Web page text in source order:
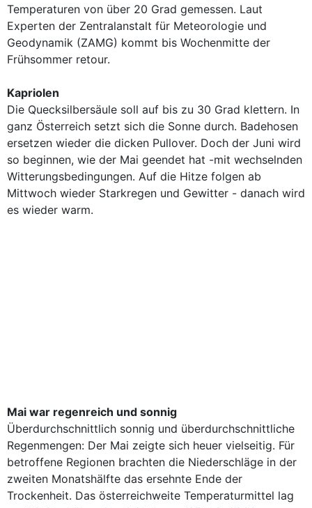
Temperaturen von über 20 Grad gemessen. Laut
Experten der Zentralanstalt für Meteorologie und
Geodynamik (ZAMG) kommt bis Wochenmitte der
Frühsommer retour.
Kapriolen
Die Quecksilbersäule soll auf bis zu 30 Grad klettern. In
ganz Österreich setzt sich die Sonne durch. Badehosen
ersetzen wieder die dicken Pullover. Doch der Juni wird
so beginnen, wie der Mai geendet hat -mit wechselnden
Witterungsbedingungen. Auf die Hitze folgen ab
Mittwoch wieder Starkregen und Gewitter - danach wird
es wieder warm.
Mai war regenreich und sonnig
Überdurchschnittlich sonnig und überdurchschnittliche
Regenmengen: Der Mai zeigte sich heuer vielseitig. Für
betroffene Regionen brachten die Niederschläge in der
zweiten Monatshälfte das ersehnte Ende der
Trockenheit. Das österreichweite Temperaturmittel lag